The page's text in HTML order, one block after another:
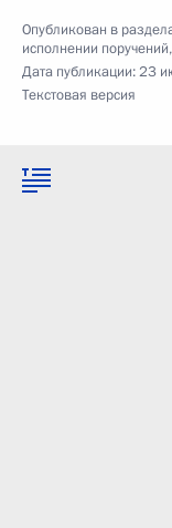
Опубликован в
исполнении
Дата публикации:23
Текстовая версия